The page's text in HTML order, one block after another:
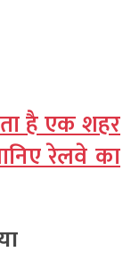
है एक शहर
रेलवे का